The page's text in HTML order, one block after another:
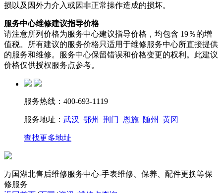
损以及因外力介入或因非正常操作造成的损坏。
服务中心维修建议指导价格
请注意所列价格为服务中心建议指导价格，均包含 19％的增
值税。所有建议的服务价格只适用于维修服务中心所直接提供
的服务和维修。服务中心保留错误和价格变更的权利。此建议
价格仅供授权服务点参考。
服务热线：400-693-1119
服务地址： 武汉 鄂州 荆门 恩施 随州 黄冈
查找更多地址
万国湖北售后维修服务中心-手表维修、保养、配件更换等保
修服务